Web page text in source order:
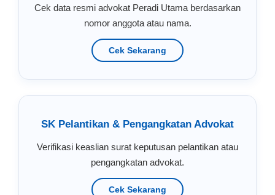
Cek data resmi advokat Peradi Utama berdasarkan
nomor anggota atau nama.
Cek Sekarang
SK Pelantikan & Pengangkatan Advokat
Verifikasi keaslian surat keputusan pelantikan atau
pengangkatan advokat.
Cek Sekarang